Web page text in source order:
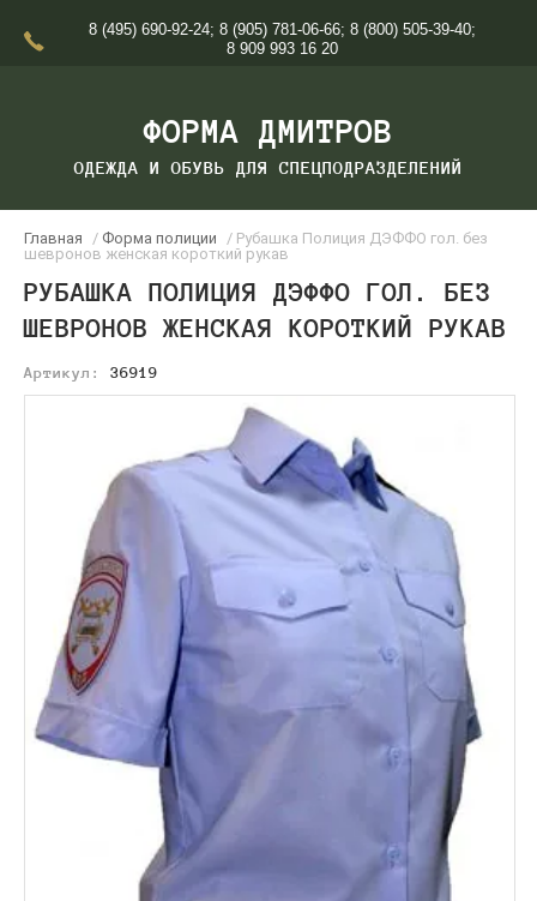
8 (495) 690-92-24; 8 (905) 781-06-66; 8 (800) 505-39-40;
8 909 993 16 20
ФОРМА ДМИТРОВ
ОДЕЖДА И ОБУВЬ ДЛЯ СПЕЦПОДРАЗДЕЛЕНИЙ
Главная / Форма полиции
/ Рубашка Полиция ДЭФФО гол. без
шевронов женская короткий рукав
РУБАШКА ПОЛИЦИЯ ДЭФФО ГОЛ. БЕЗ
ШЕВРОНОВ ЖЕНСКАЯ КОРОТКИЙ РУКАВ
Артикул: 36919